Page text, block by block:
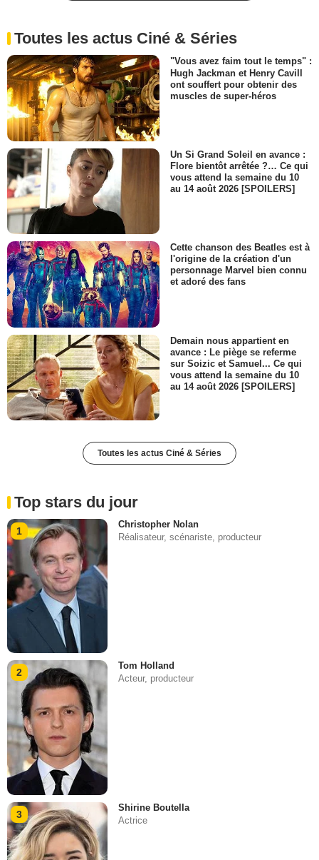
Toutes les actus Ciné & Séries
"Vous avez faim tout le temps" :
Hugh Jackman et Henry Cavill
ont souffert pour obtenir des
muscles de super-héros
Un Si Grand Soleil en avance :
Flore bientôt arrêtée ?… Ce qui
vous attend la semaine du 10
au 14 août 2026 [SPOILERS]
Cette chanson des Beatles est à
l'origine de la création d'un
personnage Marvel bien connu
et adoré des fans
Demain nous appartient en
avance : Le piège se referme
sur Soizic et Samuel... Ce qui
vous attend la semaine du 10
au 14 août 2026 [SPOILERS]
Toutes les actus Ciné & Séries
Top stars du jour
1
Christopher Nolan
Réalisateur, scénariste, producteur
2
Tom Holland
Acteur, producteur
3
Shirine Boutella
Actrice